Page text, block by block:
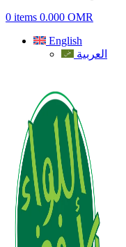
0 items 0.000 OMR
English
العربية